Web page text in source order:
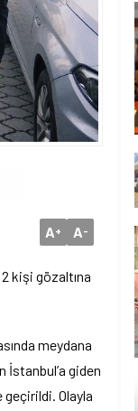
A+ A-
kişi gözaltına
meydana
İstanbul’a giden
Olayla